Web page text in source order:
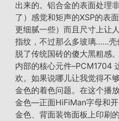
出来的。铝合金的表面处理
了）感觉和矩声的XSP的表
更细腻一些）而且尺寸上让
指纹，不过那么多玻璃……壳
脱了传统国砖的傻大黑粗感
内部的核心元件–PCM1704
欢。如果说哪儿让我觉得不
金色的着色问题。在这个播
金色—正面HiFiMan字母和
金色、背面装饰面板上印刷